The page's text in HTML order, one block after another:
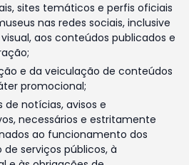
sites temáticos e perfis oficiais
nas redes sociais, inclusive
aos conteúdos publicados e
e da veiculação de conteúdos
promocional;
notícias, avisos e
necessários e estritamente
ao funcionamento dos
serviços públicos, à